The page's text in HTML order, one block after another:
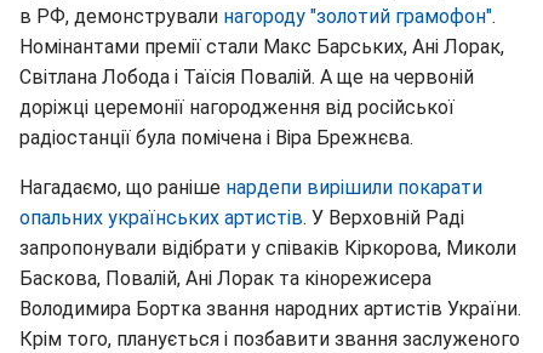
в РФ, демонстрували нагороду "золотий грамофон".
Номінантами премії стали Макс Барських, Ані Лорак,
Світлана Лобода і Таїсія Повалій. А ще на червоній
доріжці церемонії нагородження від російської
радіостанції була помічена і Віра Брежнєва.
Нагадаємо, що раніше нардепи вирішили покарати
опальних українських артистів. У Верховній Раді
запропонували відібрати у співаків Кіркорова, Миколи
Баскова, Повалій, Ані Лорак та кінорежисера
Володимира Бортка звання народних артистів України.
Крім того, планується і позбавити звання заслуженого